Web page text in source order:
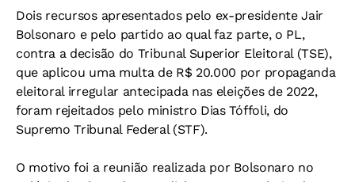
Dois recursos apresentados pelo ex-presidente Jair
Bolsonaro e pelo partido ao qual faz parte, o PL,
contra a decisão do Tribunal Superior Eleitoral (TSE),
que aplicou uma multa de R$ 20.000 por propaganda
eleitoral irregular antecipada nas eleições de 2022,
foram rejeitados pelo ministro Dias Tóffoli, do
Supremo Tribunal Federal (STF).
O motivo foi a reunião realizada por Bolsonaro no